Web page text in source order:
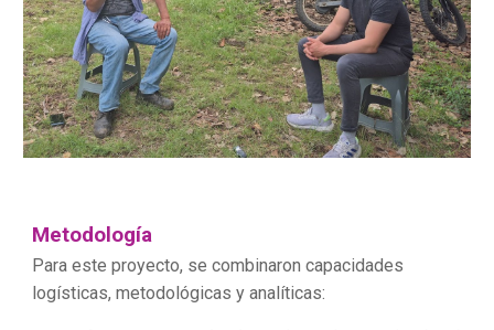
Metodología
Para este proyecto, se combinaron capacidades
logísticas, metodológicas y analíticas: